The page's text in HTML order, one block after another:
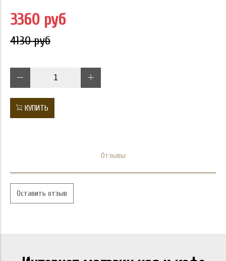
3360 руб
4130 руб
КУПИТЬ
Отзывы
Оставить отзыв